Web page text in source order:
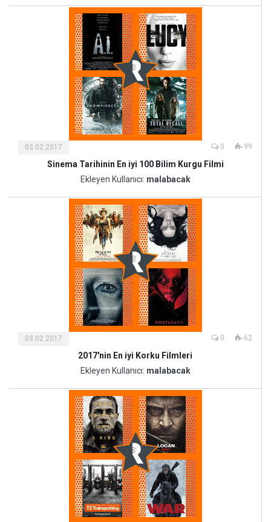
03.02.2017 0 99
Sinema Tarihinin En iyi 100 Bilim Kurgu Filmi
Ekleyen Kullanıcı: malabacak
03.02.2017 0 62
2017'nin En iyi Korku Filmleri
Ekleyen Kullanıcı: malabacak